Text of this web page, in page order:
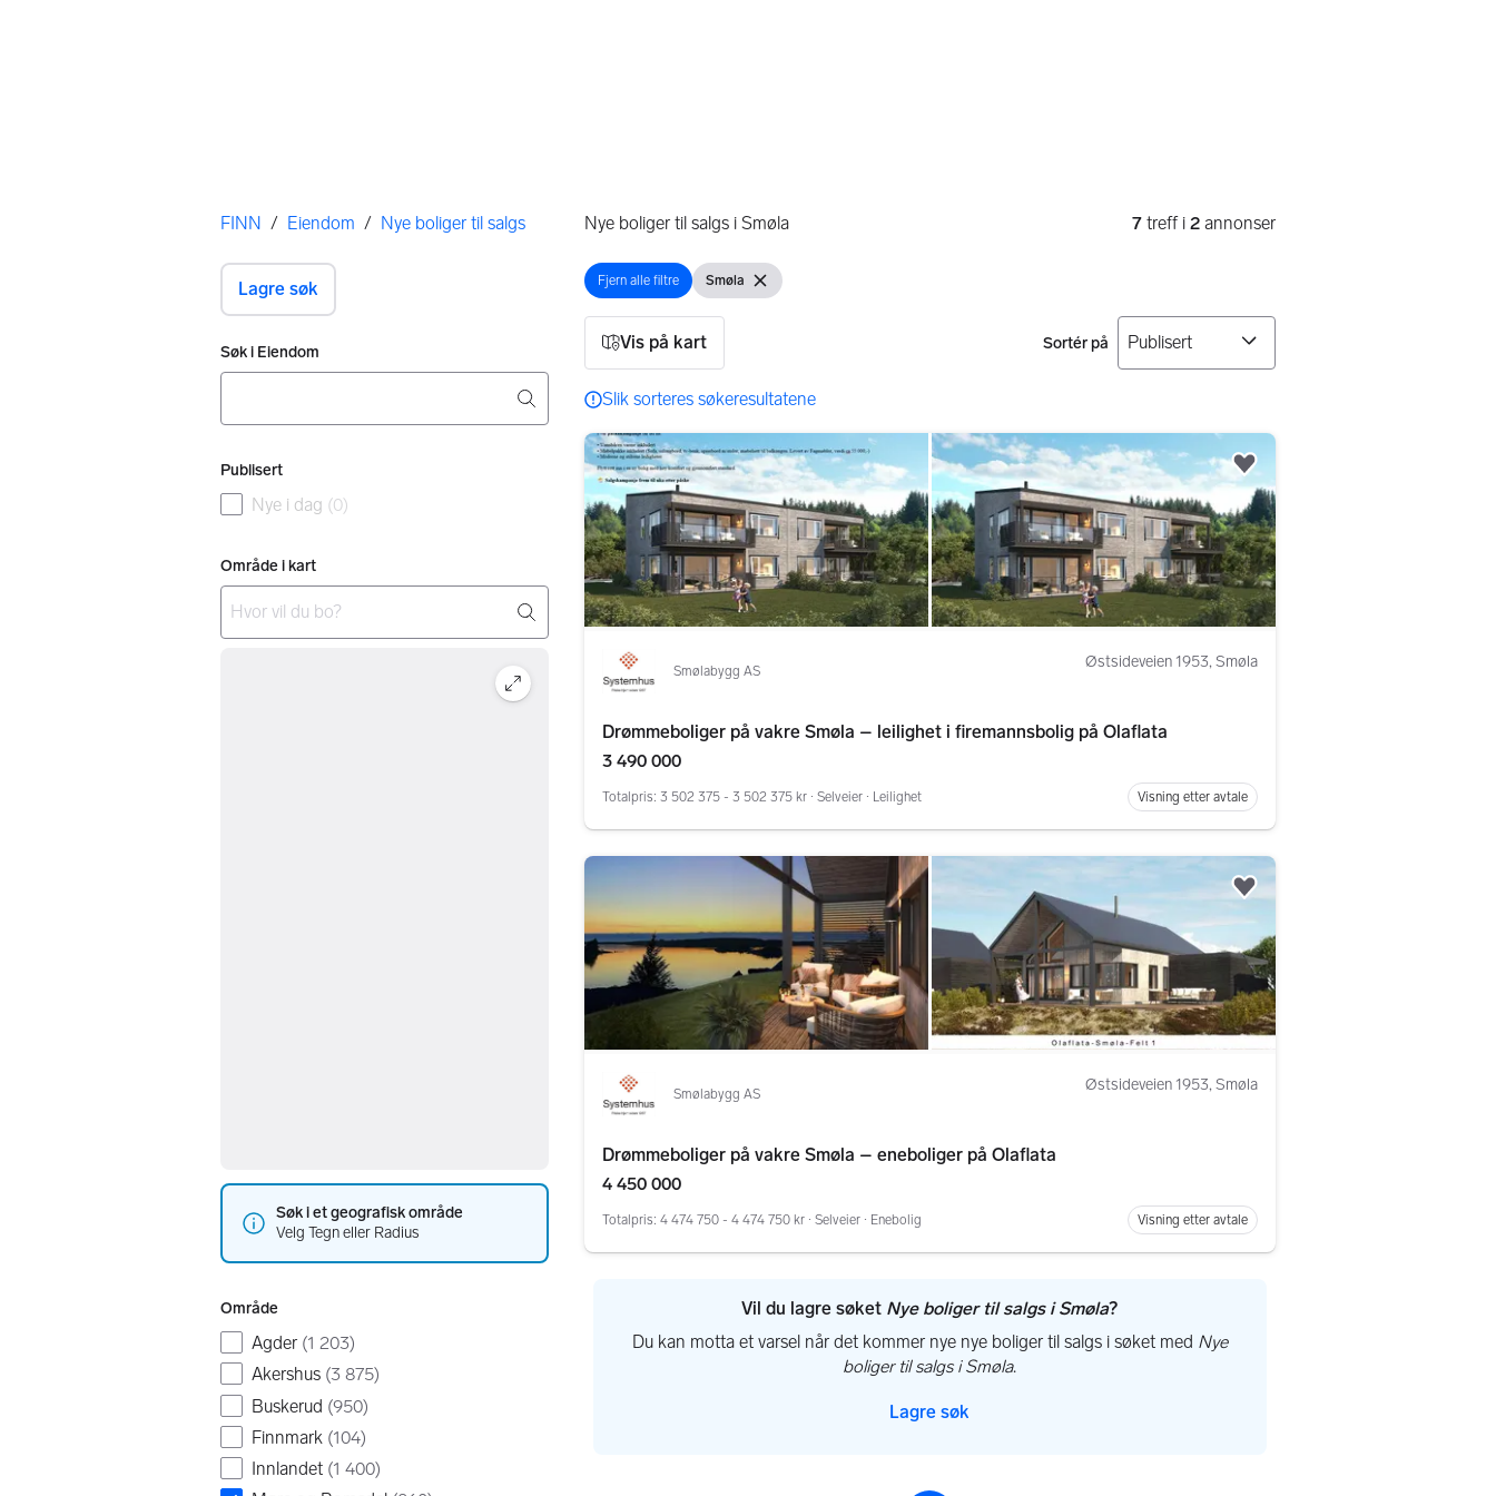
Her er du
FINN / Eiendom / Nye boliger til salgs
Lagre søk
Filtre
Søk i Eiendom
Publisert
Nye i dag (0)
Område i kart
Søk i et geografisk område
Velg Tegn eller Radius
Område
Agder (1 203)
Akershus (3 875)
Buskerud (950)
Finnmark (104)
Innlandet (1 400)
Nye boliger til salgs i Smøla 7 treff i 2 annonser
Åpne filter
Fjern alle filtre Vis filter
Smøla Fjern filter
Vis på kart Sortér på
7 resultater
Slik sorteres søkeresultatene
Smølabygg AS
Drømmeboliger på vakre Smøla – leilighet i firemannsbolig på Olaflata
Østsideveien 1953, Smøla
3 490 000
Totalpris: 3 502 375 - 3 502 375 kr∙ Selveier ∙ Leilighet Visning etter avtale
Legg til som favoritt.
Smølabygg AS
Drømmeboliger på vakre Smøla – eneboliger på Olaflata
Østsideveien 1953, Smøla
4 450 000
Totalpris: 4 474 750 - 4 474 750 kr∙ Selveier ∙ Enebolig Visning etter avtale
Legg til som favoritt.
Vil du lagre søket Nye boliger til salgs i Smøla?
Du kan motta et varsel når det kommer nye nye boliger til salgs i søket med Nye
boliger til salgs i Smøla.
Lagre søk